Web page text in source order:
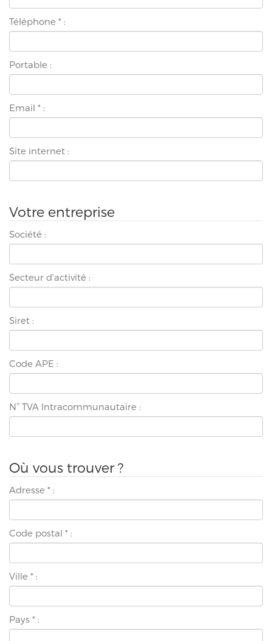
Téléphone * :
Portable :
Email * :
Site internet :
Votre entreprise
Société :
Secteur d'activité :
Siret :
Code APE :
N° TVA Intracommunautaire :
Où vous trouver ?
Adresse * :
Code postal * :
Ville * :
Pays * :